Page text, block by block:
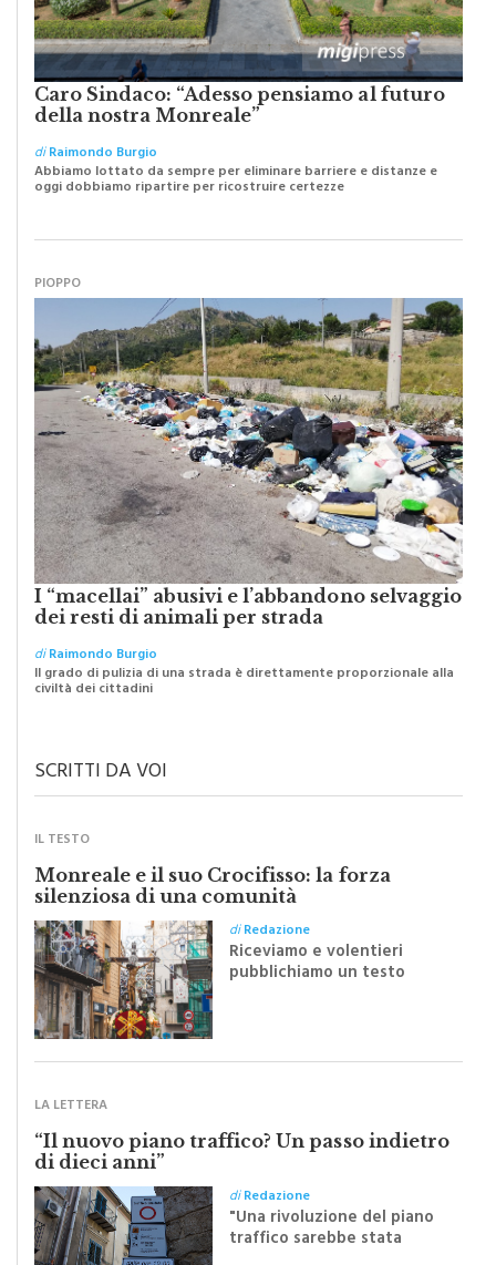
Caro Sindaco: “Adesso pensiamo al futuro
della nostra Monreale”
diRaimondo Burgio
I “macellai” abusivi e l’abbandono selvaggio
dei resti di animali per strada
diRaimondo Burgio
SCRITTI DA VOI
IL TESTO
Monreale e il suo Crocifisso: la forza
silenziosa di una comunità
diRedazione
Riceviamo e volentieri
Sapienza all'indomani della
LA LETTERA
“Il nuovo piano traffico? Un passo indietro
di dieci anni”
diRedazione
"Una rivoluzione del piano